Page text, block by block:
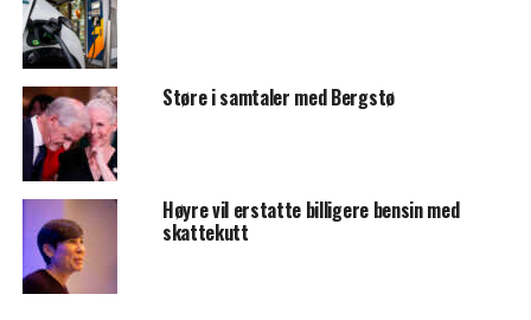
Støre i samtaler med Bergstø
Høyre vil erstatte billigere bensin med
skattekutt